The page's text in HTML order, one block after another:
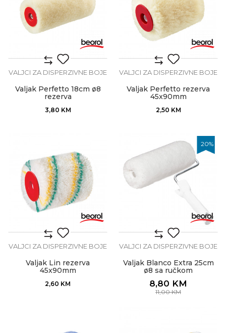
VALJCI ZA DISPERZIVNE BOJE
Valjak Perfetto 18cm ø8
rezerva
3,80 KM
VALJCI ZA DISPERZIVNE BOJE
Valjak Perfetto rezerva
45x90mm
2,50 KM
VALJCI ZA DISPERZIVNE BOJE
Valjak Lin rezerva
45x90mm
2,60 KM
20%
VALJCI ZA DISPERZIVNE BOJE
Valjak Blanco Extra 25cm
ø8 sa ručkom
8,80 KM
11,00KM